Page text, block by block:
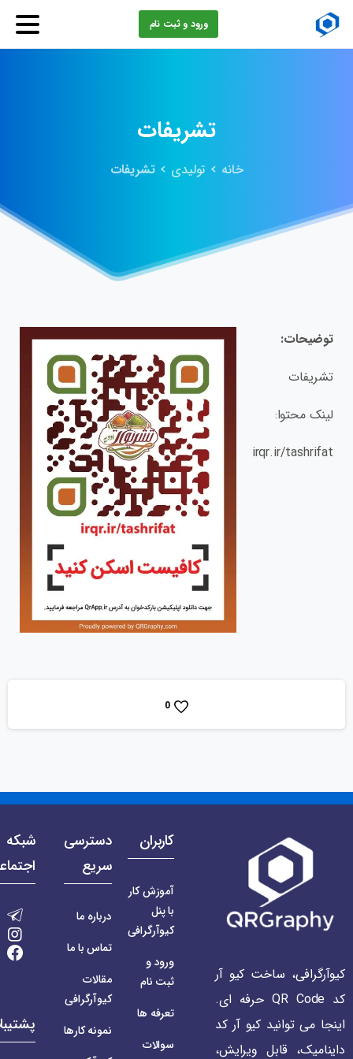
ورود و ثبت نام
تشریفات
خانه تولیدی تشریفات
توضیحات:
تشریفات
لینک محتوا:
irqr.ir/tashrifat
0
کیوآرگرافی، ساخت کیو آر
کد QR Code حرفه ای.
اینجا می توانید کیو آر کد
داینامیک، قابل ویرایش،
کاربران
آموزش کار
با پنل
کیوآرگرافی
ورود و
ثبت نام
تعرفه ها
سوالات
دسترسی
سریع
درباره ما
تماس با ما
مقالات
کیوآرگرافی
نمونه کارها